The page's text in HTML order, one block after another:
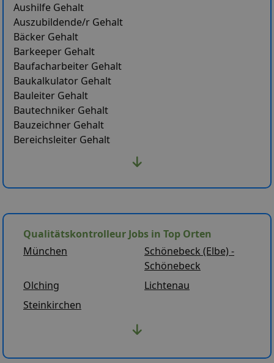
Aushilfe Gehalt
Auszubildende/r Gehalt
Bäcker Gehalt
Barkeeper Gehalt
Baufacharbeiter Gehalt
Baukalkulator Gehalt
Bauleiter Gehalt
Bautechniker Gehalt
Bauzeichner Gehalt
Bereichsleiter Gehalt
Qualitätskontrolleur Jobs in Top Orten
München
Schönebeck (Elbe) -
Schönebeck
Olching
Lichtenau
Steinkirchen